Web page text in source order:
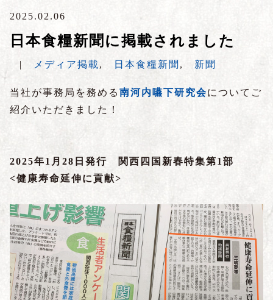
2025.02.06
日本食糧新聞に掲載されました
| メディア掲載, 日本食糧新聞 , 新聞
当社が事務局を務める 南河内嚥下研究会についてご
紹介いただきました！
2025年1月28日発行 関西四国新春特集第1部
<健康寿命延伸に貢献>